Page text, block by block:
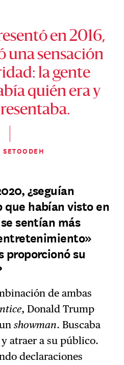
en 2016,
una sensación
la gente
quién era y
¿seguían
que habían visto en
sentían más
proporcionó su
de ambas
, Donald Trump
showman. Buscaba
atraer a su público.
declaraciones